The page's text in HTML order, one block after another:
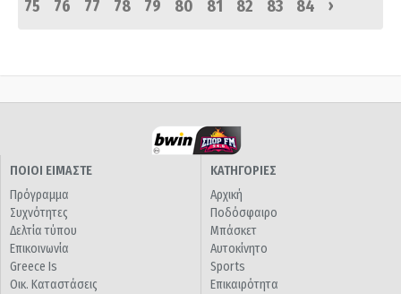
75
76 77 78 79 80 81 82 83 84 ›
ΠΟΙΟΙ ΕΙΜΑΣΤΕ
Πρόγραμμα
Συχνότητες
Δελτία τύπου
Επικοινωνία
Greece Is
Οικ. Καταστάσεις
ΚΑΤΗΓΟΡΙΕΣ
Αρχική
Ποδόσφαιρο
Μπάσκετ
Αυτοκίνητο
Sports
Επικαιρότητα